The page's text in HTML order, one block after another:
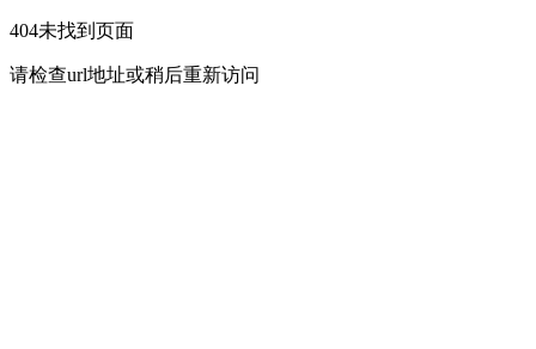
404未找到页面
请检查url地址或稍后重新访问